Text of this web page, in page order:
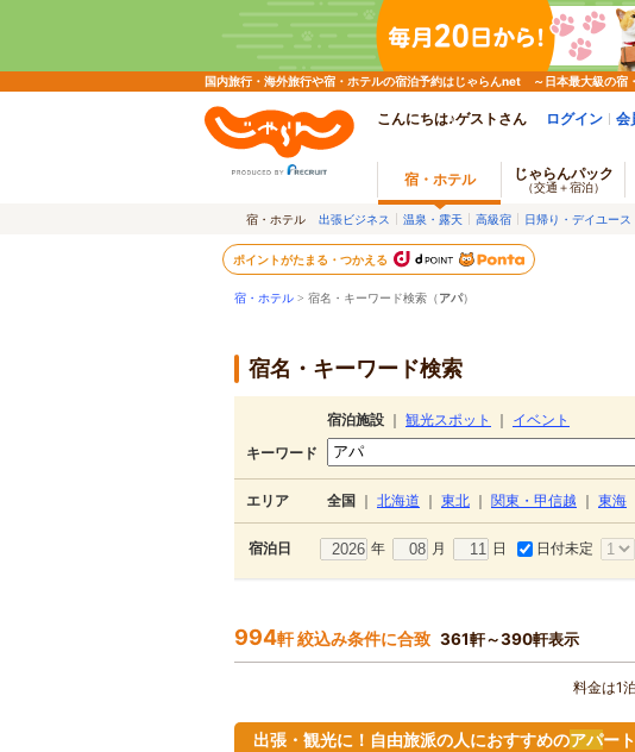
国内旅行・海外旅行や宿・ホテルの宿泊予約はじゃらんnet ～日本最大級の宿
こんにちは♪ゲストさん ログイン 会
宿・ホテル じゃらんパック
（交通＋宿泊）
宿・ホテル 出張ビジネス 温泉・露天 高級宿 日帰り・デイユース
ポイントがたまる・つかえる
宿・ホテル > 宿名・キーワード検索（アパ）
宿名・キーワード検索
宿泊施設 観光スポット
イベント
キーワード
エリア 全国 北海道 東北 関東・甲信越 東海
宿泊日 年 月 日 日付未定
994軒 絞込み条件に合致 361軒～390軒表示
料金は1
出張・観光に！自由旅派の人におすすめのアパー